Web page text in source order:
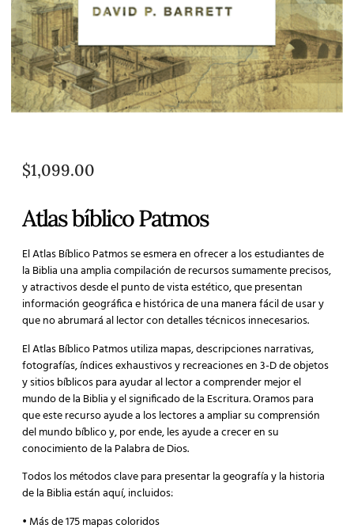
$1,099.00
Atlas bíblico Patmos
El Atlas Bíblico Patmos se esmera en ofrecer a los estudiantes de
la Biblia una amplia compilación de recursos sumamente precisos,
y atractivos desde el punto de vista estético, que presentan
información geográfica e histórica de una manera fácil de usar y
que no abrumará al lector con detalles técnicos innecesarios.
El Atlas Bíblico Patmos utiliza mapas, descripciones narrativas,
fotografías, índices exhaustivos y recreaciones en 3-D de objetos
y sitios bíblicos para ayudar al lector a comprender mejor el
mundo de la Biblia y el significado de la Escritura. Oramos para
que este recurso ayude a los lectores a ampliar su comprensión
del mundo bíblico y, por ende, les ayude a crecer en su
conocimiento de la Palabra de Dios.
Todos los métodos clave para presentar la geografía y la historia
de la Biblia están aquí, incluidos:
• Más de 175 mapas coloridos